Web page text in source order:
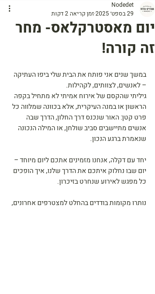
יום מאסטרקלאס- מחר
זה קורה!
Nodedet
29 בספט׳ 2025
זמן קריאה 2 דקות
במשך שנים אני פותח את הבית שלי ביפו העתיקה
– לאנשים, לצוותים, לקהילות.
גיליתי שהקסם של אירוח אמיתי לא מתחיל בקפה
הראשון או במנה העיקרית, אלא בכוונה שמלווה כל
פרט קטן: האור שנכנס דרך החלון, הדרך שבה
אנשים מתיישבים סביב שולחן, או המילה הנכונה
שנאמרת ברגע הנכון.
יחד עם דקלה, אנחנו מזמינים אתכם ליום מיוחד –
יום שבו נחלוק איתכם את הדרך שלנו, איך הופכים
כל מפגש לאירוע שנחרט בזיכרון.
נותרו מקומות בודדים בהחלט למצטרפים אחרונים,